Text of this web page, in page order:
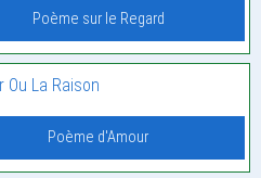
Poème sur le Regard
Ou La Raison
Poème d'Amour